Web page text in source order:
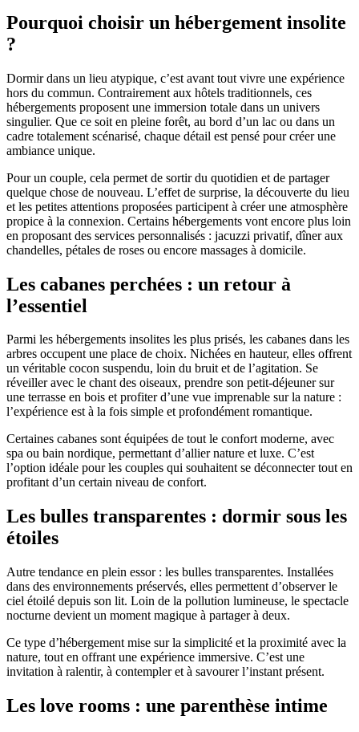
Pourquoi choisir un hébergement insolite
?
Dormir dans un lieu atypique, c’est avant tout vivre une expérience
hors du commun. Contrairement aux hôtels traditionnels, ces
hébergements proposent une immersion totale dans un univers
singulier. Que ce soit en pleine forêt, au bord d’un lac ou dans un
cadre totalement scénarisé, chaque détail est pensé pour créer une
ambiance unique.
Pour un couple, cela permet de sortir du quotidien et de partager
quelque chose de nouveau. L’effet de surprise, la découverte du lieu
et les petites attentions proposées participent à créer une atmosphère
propice à la connexion. Certains hébergements vont encore plus loin
en proposant des services personnalisés : jacuzzi privatif, dîner aux
chandelles, pétales de roses ou encore massages à domicile.
Les cabanes perchées : un retour à
l’essentiel
Parmi les hébergements insolites les plus prisés, les cabanes dans les
arbres occupent une place de choix. Nichées en hauteur, elles offrent
un véritable cocon suspendu, loin du bruit et de l’agitation. Se
réveiller avec le chant des oiseaux, prendre son petit-déjeuner sur
une terrasse en bois et profiter d’une vue imprenable sur la nature :
l’expérience est à la fois simple et profondément romantique.
Certaines cabanes sont équipées de tout le confort moderne, avec
spa ou bain nordique, permettant d’allier nature et luxe. C’est
l’option idéale pour les couples qui souhaitent se déconnecter tout en
profitant d’un certain niveau de confort.
Les bulles transparentes : dormir sous les
étoiles
Autre tendance en plein essor : les bulles transparentes. Installées
dans des environnements préservés, elles permettent d’observer le
ciel étoilé depuis son lit. Loin de la pollution lumineuse, le spectacle
nocturne devient un moment magique à partager à deux.
Ce type d’hébergement mise sur la simplicité et la proximité avec la
nature, tout en offrant une expérience immersive. C’est une
invitation à ralentir, à contempler et à savourer l’instant présent.
Les love rooms : une parenthèse intime